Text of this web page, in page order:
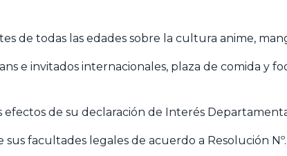
de todas las edades sobre la cultura anime,
e invitados internacionales, plaza de comida y
de su declaración de Interés
facultades legales de acuerdo a Resolución Nº.